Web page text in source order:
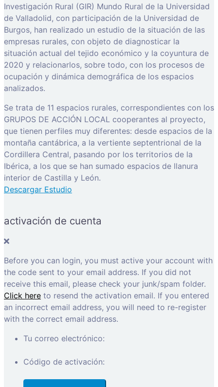
Investigación Rural (GIR) Mundo Rural de la Universidad
de Valladolid, con participación de la Universidad de
Burgos, han realizado un estudio de la situación de las
empresas rurales, con objeto de diagnosticar la
situación actual del tejido económico y la coyuntura de
2020 y relacionarlos, sobre todo, con los procesos de
ocupación y dinámica demográfica de los espacios
analizados.
Se trata de 11 espacios rurales, correspondientes con los
GRUPOS DE ACCIÓN LOCAL cooperantes al proyecto,
que tienen perfiles muy diferentes: desde espacios de la
montaña cantábrica, a la vertiente septentrional de la
Cordillera Central, pasando por los territorios de la
Ibérica, a los que se han sumado espacios de llanura
interior de Castilla y León.
Descargar Estudio
activación de cuenta
Before you can login, you must active your account with
the code sent to your email address. If you did not
receive this email, please check your junk/spam folder.
Click here to resend the activation email. If you entered
an incorrect email address, you will need to re-register
with the correct email address.
Tu correo electrónico:
Código de activación: